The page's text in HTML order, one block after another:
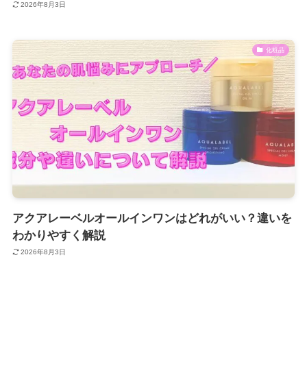
2026年8月3日
化粧品
アクアレーベルオールインワンはどれがいい？違いを
わかりやすく解説
2026年8月3日